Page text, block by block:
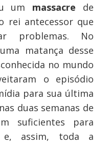
um massacre de
rei antecessor que
problemas. No
matança desse
no mundo
o episódio
para sua última
duas semanas de
suficientes para
assim, toda a